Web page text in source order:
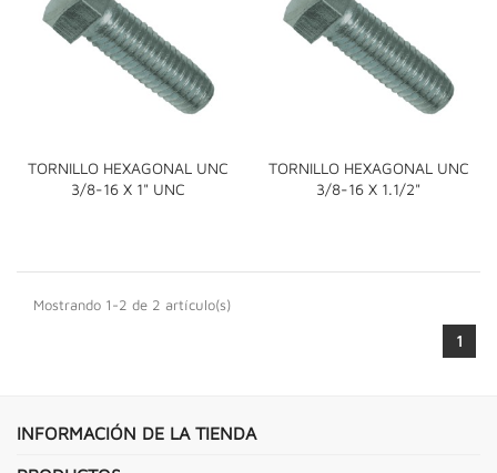
TORNILLO HEXAGONAL UNC
3/8-16 X 1" UNC
TORNILLO HEXAGONAL UNC
3/8-16 X 1.1/2"
Mostrando 1-2 de 2 artículo(s)
1
INFORMACIÓN DE LA TIENDA